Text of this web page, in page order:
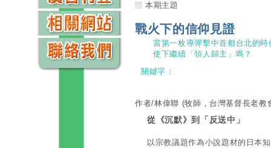
本期主題
戰火下的信仰見證
當第一枚導彈擊中首都台北的
使下繼續「領人歸主」嗎？
關鍵字：
作者/林偉聯 (牧師，台灣基督長老教
從《沉默》到「反送中」
以宗教議題作為小說題材的日本